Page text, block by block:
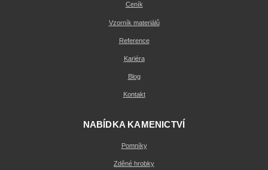
Ceník
Vzorník materiálů
Reference
Kariéra
Blog
Kontakt
NABÍDKA KAMENICTVÍ
Pomníky
Zděné hrobky